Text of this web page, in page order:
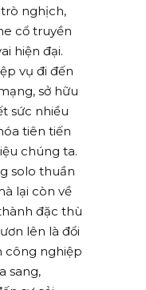
nghịch,
cổ truyền
hiện đại.
vụ đi đến
sở hữu
sức nhiều
tiên tiến
chúng ta.
solo thuần
lại còn về
đặc thù
lên là đổi
công nghiệp
sang,